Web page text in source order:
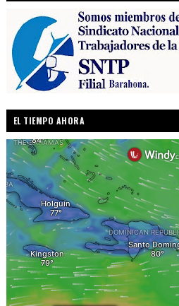
EL TIEMPO AHORA